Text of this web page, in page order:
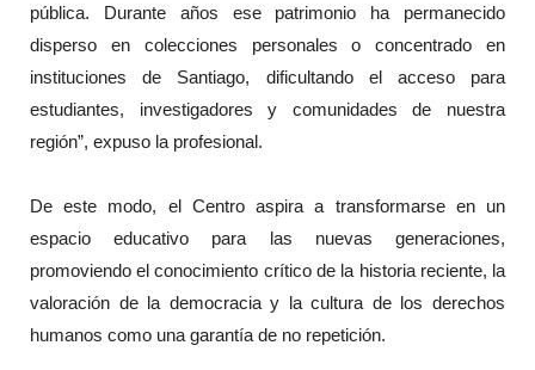
pública. Durante años ese patrimonio ha permanecido
disperso en colecciones personales o concentrado en
instituciones de Santiago, dificultando el acceso para
estudiantes, investigadores y comunidades de nuestra
región”, expuso la profesional.
De este modo, el Centro aspira a transformarse en un
espacio educativo para las nuevas generaciones,
promoviendo el conocimiento crítico de la historia reciente, la
valoración de la democracia y la cultura de los derechos
humanos como una garantía de no repetición.